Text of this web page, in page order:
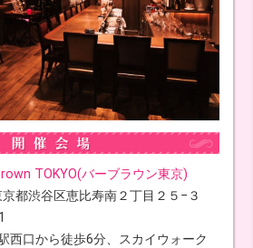
TOKYO(バーブラウン東京)
都渋谷区恵比寿南２丁目２５−３
西口から徒歩6分、スカイウォーク